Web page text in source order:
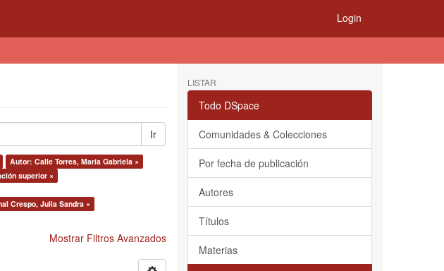
Login
Ir
Autor: Calle Torres, María Gabriela ×
superior ×
Crespo, Julia Sandra ×
Mostrar Filtros Avanzados
LISTAR
Todo DSpace
Comunidades & Colecciones
Por fecha de publicación
Autores
Títulos
Materias